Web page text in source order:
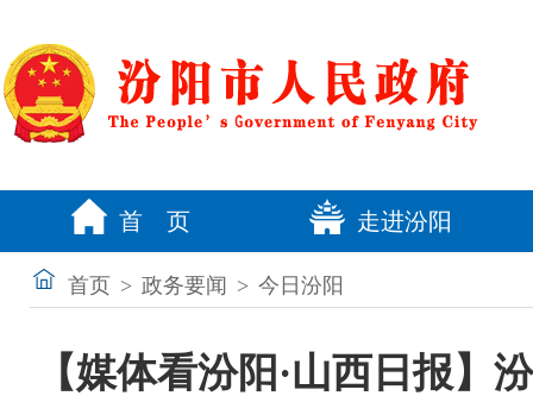
首 页 走进汾阳
首页 > 政务要闻 > 今日汾阳
【媒体看汾阳·山西日报